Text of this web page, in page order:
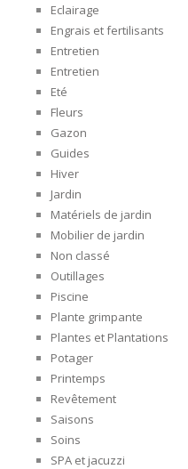
Eclairage
Engrais et fertilisants
Entretien
Entretien
Eté
Fleurs
Gazon
Guides
Hiver
Jardin
Matériels de jardin
Mobilier de jardin
Non classé
Outillages
Piscine
Plante grimpante
Plantes et Plantations
Potager
Printemps
Revêtement
Saisons
Soins
SPA et jacuzzi